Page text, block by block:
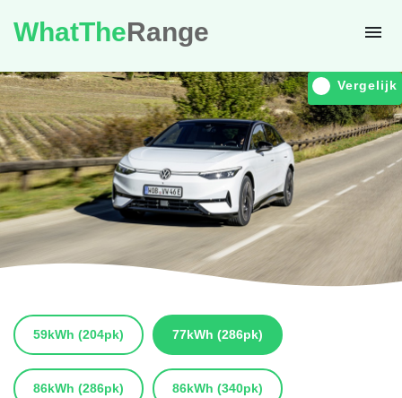
WhatTheRange
Vergelijk
59kWh (204pk) 77kWh (286pk)
86kWh (286pk) 86kWh (340pk)